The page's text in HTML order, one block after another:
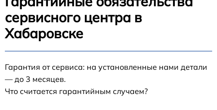
сервисного центра в
Хабаровске
Гарантия от сервиса: на установленные нами детали
— до 3 месяцев.
Что считается гарантийным случаем?